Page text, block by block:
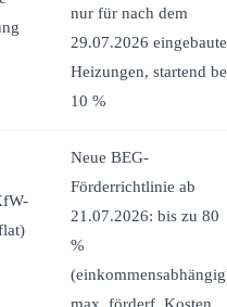
nur für nach dem
29.07.2026 eingebaute
Heizungen, startend
10 %
Neue BEG-
Förderrichtlinie ab
21.07.2026: bis zu 80
%
max. förderf. Kosten